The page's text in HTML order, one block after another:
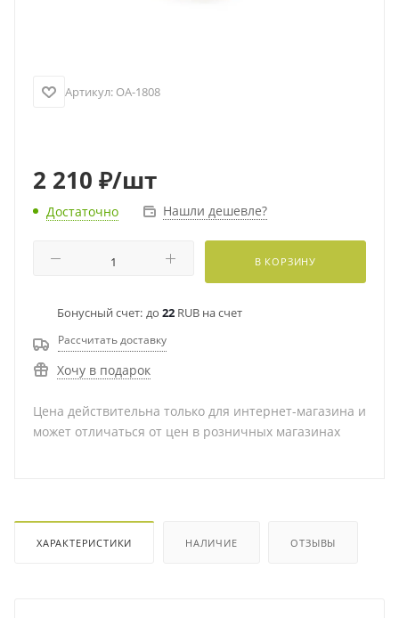
Артикул: OA-1808
2 210 ₽/шт
Достаточно Нашли дешевле?
В КОРЗИНУ
Бонусный счет: до 22 RUB на счет
Рассчитать доставку
Хочу в подарок
Цена действительна только для интернет-магазина и
может отличаться от цен в розничных магазинах
ХАРАКТЕРИСТИКИ НАЛИЧИЕ ОТЗЫВЫ